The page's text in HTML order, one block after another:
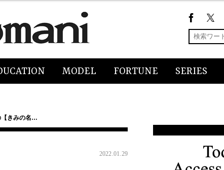
MODEL FORTUNE SERIES
【きみの名…
2022.01.29